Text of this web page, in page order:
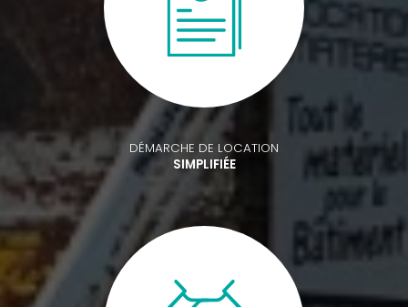
DÉMARCHE DE LOCATION
SIMPLIFIÉE